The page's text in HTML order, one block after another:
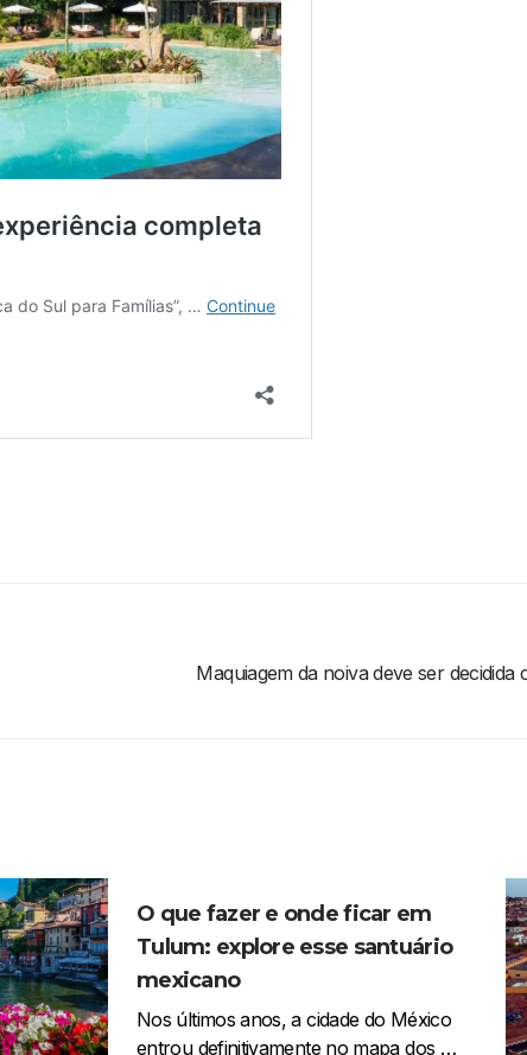
Maquiagem da noiva deve ser decidida
O que fazer e onde ficar em
Tulum: explore esse santuário
mexicano
Nos últimos anos, a cidade do México
entrou definitivamente no mapa dos …